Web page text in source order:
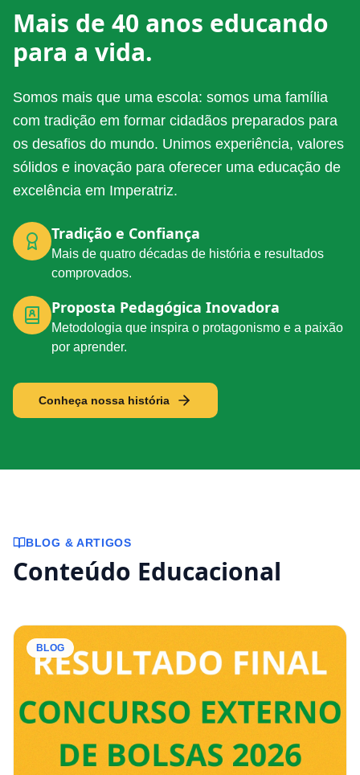
Mais de 40 anos educando
para a vida.
Somos mais que uma escola: somos uma família
com tradição em formar cidadãos preparados para
os desafios do mundo. Unimos experiência, valores
sólidos e inovação para oferecer uma educação de
excelência em Imperatriz.
Tradição e Confiança
Mais de quatro décadas de história e resultados
comprovados.
Proposta Pedagógica Inovadora
Metodologia que inspira o protagonismo e a paixão
por aprender.
Conheça nossa história
BLOG & ARTIGOS
Conteúdo Educacional
BLOG